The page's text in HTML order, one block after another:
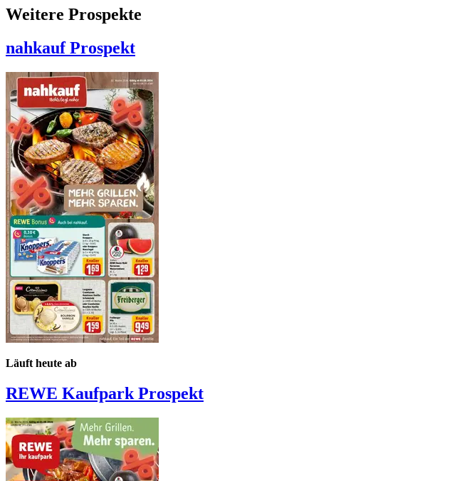
Weitere Prospekte
nahkaufProspekt
Läuft heute ab
REWE Kaufpark Prospekt